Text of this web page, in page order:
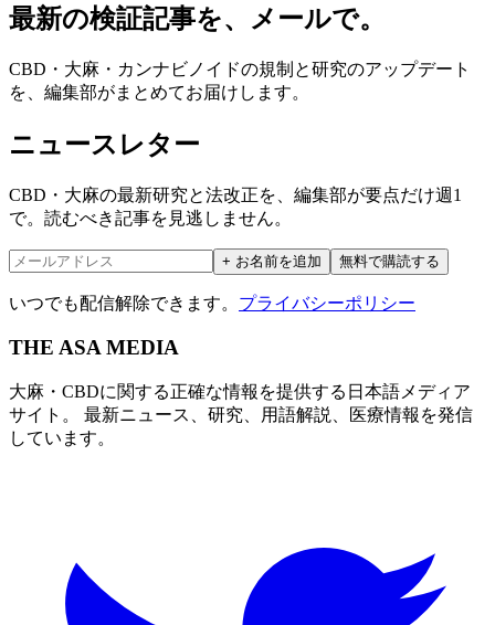
最新の検証記事を、メールで。
CBD・大麻・カンナビノイドの規制と研究のアップデート
を、編集部がまとめてお届けします。
ニュースレター
CBD・大麻の最新研究と法改正を、編集部が要点だけ週1
で。読むべき記事を見逃しません。
+ お名前を追加 無料で購読する
いつでも配信解除できます。 プライバシーポリシー
THE ASA MEDIA
大麻・CBDに関する正確な情報を提供する日本語メディア
サイト。 最新ニュース、研究、用語解説、医療情報を発信
しています。